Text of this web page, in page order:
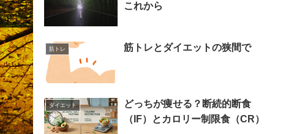
これから
筋トレ 筋トレとダイエットの狭間で
ダイエット
どっちが痩せる？断続的断食
（IF）とカロリー制限食（CR）